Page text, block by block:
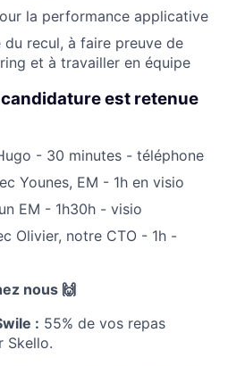
la performance applicative
recul, à faire preuve de
et à travailler en équipe
candidature est retenue
- 30 minutes - téléphone
Younes, EM - 1h en visio
EM - 1h30h - visio
Olivier, notre CTO - 1h -
nous 🙌
: 55% de vos repas
Skello.